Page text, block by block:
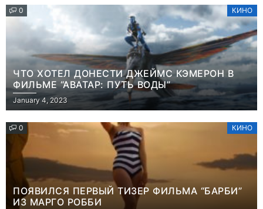
0 КИНО
ЧТО ХОТЕЛ ДОНЕСТИ ДЖЕЙМС КЭМЕРОН В
ФИЛЬМЕ “АВАТАР: ПУТЬ ВОДЫ”
January 4, 2023
0 КИНО
ПОЯВИЛСЯ ПЕРВЫЙ ТИЗЕР ФИЛЬМА “БАРБИ”
ИЗ МАРГО РОББИ